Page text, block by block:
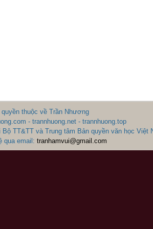
quyền thuộc về Trần Nhương
- trannhuong.net - trannhuong.top
TT&TT và Trung tâm Bản quyền văn học Việt
qua email: tranhamvui@gmail.com